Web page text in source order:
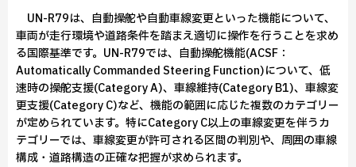
UN-R79は、自動操舵や自動車線変更といった機能について、
車両が走行環境や道路条件を踏まえ適切に操作を行うことを求め
る国際基準です。UN-R79では、自動操舵機能(ACSF：
Automatically Commanded Steering Function)について、低
速時の操舵支援(Category A)、車線維持(Category B1)、車線変
更支援(Category C)など、機能の範囲に応じた複数のカテゴリー
が定められています。特にCategory C以上の車線変更を伴うカ
テゴリーでは、車線変更が許可される区間の判別や、周囲の車線
構成・道路構造の正確な把握が求められます。